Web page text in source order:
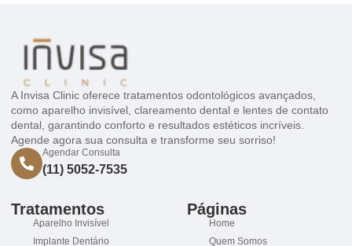
A Invisa Clinic oferece tratamentos odontológicos avançados,
como aparelho invisível, clareamento dental e lentes de contato
dental, garantindo conforto e resultados estéticos incríveis.
Agende agora sua consulta e transforme seu sorriso!
Agendar Consulta
(11) 5052-7535
Tratamentos
Aparelho Invisível
Implante Dentário
Páginas
Home
Quem Somos